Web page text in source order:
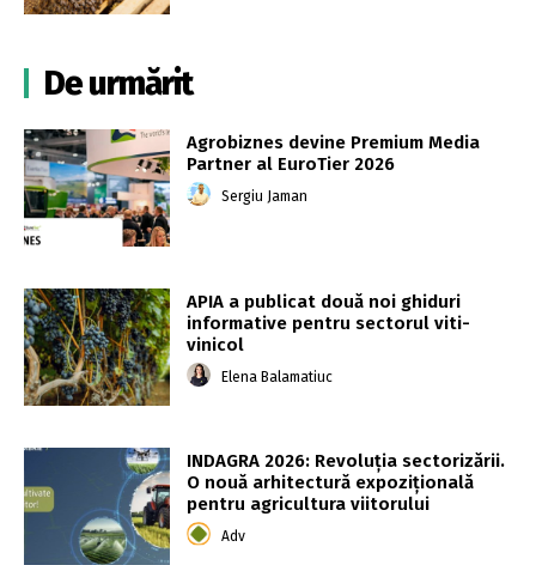
De urmărit
Agrobiznes devine Premium Media
Partner al EuroTier 2026
Sergiu Jaman
APIA a publicat două noi ghiduri
informative pentru sectorul viti-
vinicol
Elena Balamatiuc
INDAGRA 2026: Revoluția sectorizării.
O nouă arhitectură expozițională
pentru agricultura viitorului
Adv